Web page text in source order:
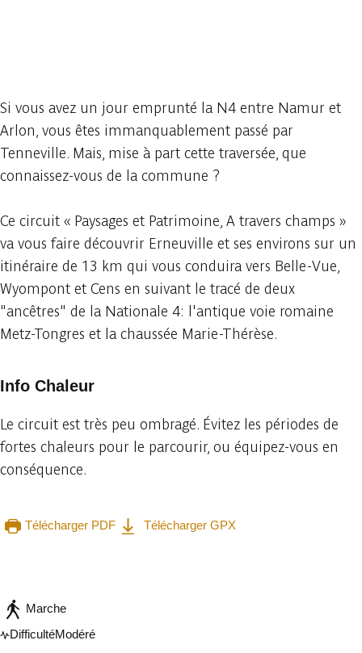
Si vous avez un jour emprunté la N4 entre Namur et
Arlon, vous êtes immanquablement passé par
Tenneville. Mais, mise à part cette traversée, que
connaissez-vous de la commune ?
Ce circuit « Paysages et Patrimoine, A travers champs »
va vous faire découvrir Erneuville et ses environs sur un
itinéraire de 13 km qui vous conduira vers Belle-Vue,
Wyompont et Cens en suivant le tracé de deux
"ancêtres" de la Nationale 4: l'antique voie romaine
Metz-Tongres et la chaussée Marie-Thérèse.
Info Chaleur
Le circuit est très peu ombragé. Évitez les périodes de
fortes chaleurs pour le parcourir, ou équipez-vous en
conséquence.
Télécharger PDF
Télécharger GPX
Marche
DifficultéModéré